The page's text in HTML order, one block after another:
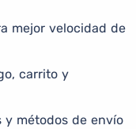
mejor velocidad de
carrito y
y métodos de envío